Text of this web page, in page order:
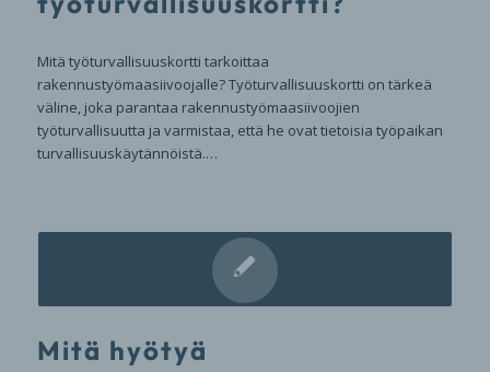
Mitä työturvallisuuskortti tarkoittaa
rakennustyömaasiivoojalle? Työturvallisuuskortti on tärkeä
väline, joka parantaa rakennustyömaasiivoojien
työturvallisuutta ja varmistaa, että he ovat tietoisia työpaikan
turvallisuuskäytännöistä.…
Mitä hyötyä